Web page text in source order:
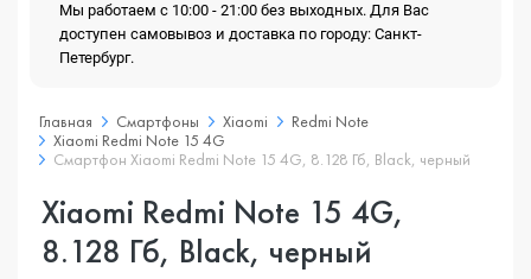
Мы работаем с 10:00 - 21:00 без выходных. Для Вас
доступен самовывоз и доставка по городу: Санкт-
Петербург.
Главная Смартфоны Xiaomi
Redmi Note
Xiaomi Redmi Note 15 4G
Смартфон Xiaomi Redmi Note 15 4G, 8.128 Гб, Black, черный
Xiaomi Redmi Note 15 4G,
8.128 Гб, Black, черный